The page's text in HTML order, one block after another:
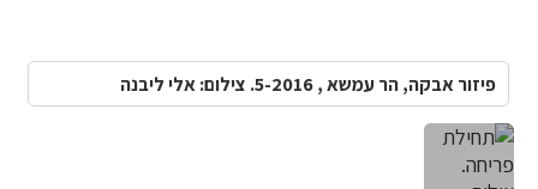
פיזור אבקה, הר עמשא , 5-2016. צילום: אלי ליבנה